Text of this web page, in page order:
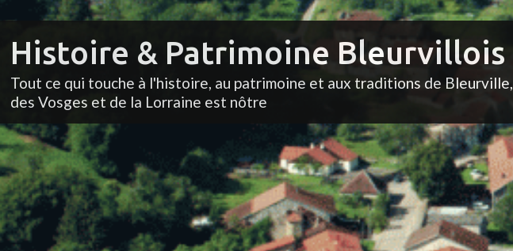
Histoire & Patrimoine Bleurvillois
Tout ce qui touche à l'histoire, au patrimoine et aux traditions de Bleurville,
des Vosges et de la Lorraine est nôtre